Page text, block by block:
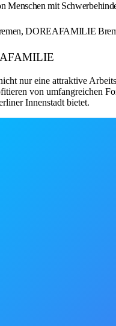
mit
DOREAFAMILIE
nur eine attraktive
von umfangreichen
Innenstadt bietet.